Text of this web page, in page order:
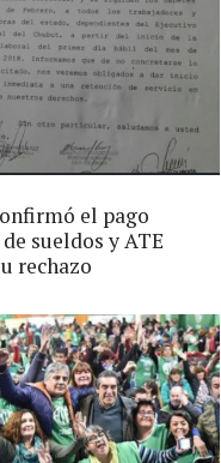
el pago
sueldos y ATE
rechazo